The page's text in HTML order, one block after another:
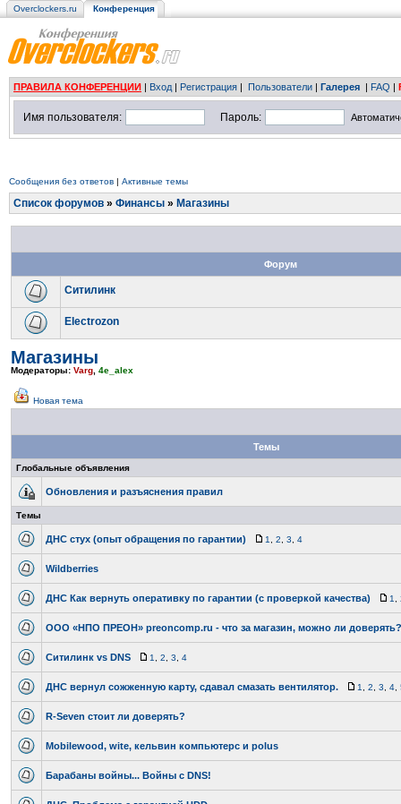
Overclockers.ru Конференция
ПРАВИЛА КОНФЕРЕНЦИИ | Вход | Регистрация | Пользователи | Галерея | FAQ |
Имя пользователя: Пароль:
Сообщения без ответов | Активные темы
Список форумов » Финансы » Магазины
Форум
Ситилинк
Electrozon
Магазины
Модераторы: Varg 4e_alex
Новая тема
Темы
Глобальные объявления
Обновления и разъяснения правил
Темы
ДНС стух (опыт обращения по гарантии) 1 2 3 4
Wildberries
ДНС Как вернуть оперативку по гарантии (с проверкой качества) 1
ООО «НПО ПРЕОН» preoncomp.ru - что за магазин, можно ли доверять?
Ситилинк vs DNS 1 2 3 4
ДНС вернул сожженную карту, сдавал смазать вентилятор. 1 2 3 4
R-Seven стоит ли доверять?
Mobilewood, wite, кельвин компьютерс и polus
Барабаны войны... Войны с DNS!